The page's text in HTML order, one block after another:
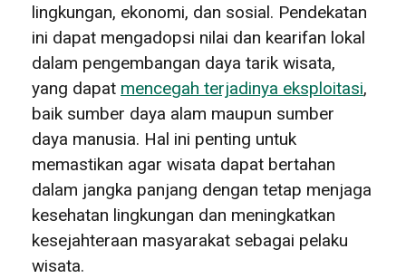
lingkungan, ekonomi, dan sosial. Pendekatan
ini dapat mengadopsi nilai dan kearifan lokal
dalam pengembangan daya tarik wisata,
yang dapat mencegah terjadinya eksploitasi,
baik sumber daya alam maupun sumber
daya manusia. Hal ini penting untuk
memastikan agar wisata dapat bertahan
dalam jangka panjang dengan tetap menjaga
kesehatan lingkungan dan meningkatkan
kesejahteraan masyarakat sebagai pelaku
wisata.